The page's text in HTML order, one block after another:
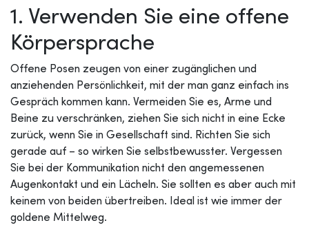
1. Verwenden Sie eine offene
Körpersprache
Offene Posen zeugen von einer zugänglichen und
anziehenden Persönlichkeit, mit der man ganz einfach ins
Gespräch kommen kann. Vermeiden Sie es, Arme und
Beine zu verschränken, ziehen Sie sich nicht in eine Ecke
zurück, wenn Sie in Gesellschaft sind. Richten Sie sich
gerade auf – so wirken Sie selbstbewusster. Vergessen
Sie bei der Kommunikation nicht den angemessenen
Augenkontakt und ein Lächeln. Sie sollten es aber auch mit
keinem von beiden übertreiben. Ideal ist wie immer der
goldene Mittelweg.